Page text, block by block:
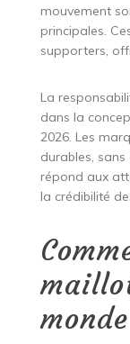
mouvement
principales.
supporters,
La
dans la
2026. Les
durables,
répond aux
la crédibilité